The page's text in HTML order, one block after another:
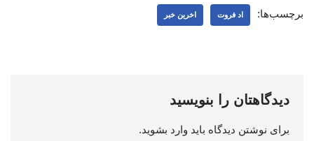
برچسب‌ها: اد فروت اخرین خبر
دیدگاهتان را بنویسید
برای نوشتن دیدگاه باید وارد بشوید.